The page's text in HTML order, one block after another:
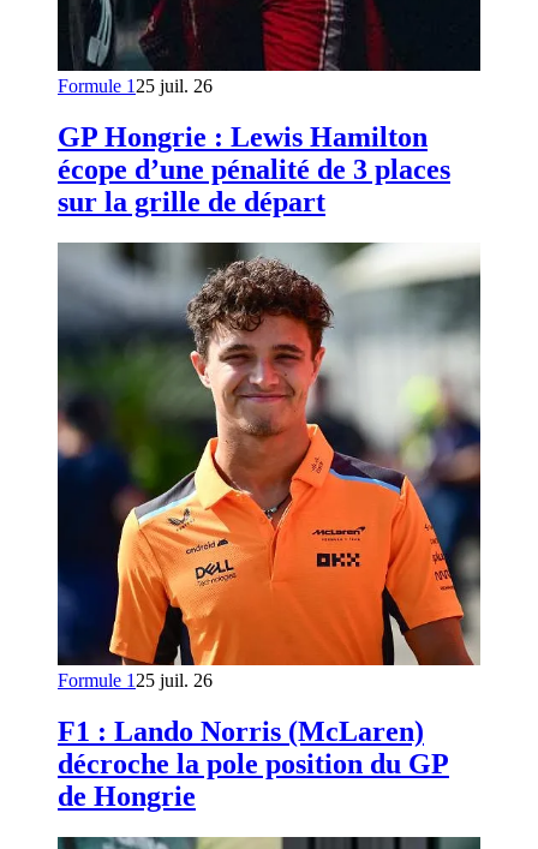
Formule 1 25 juil. 26
GP Hongrie : Lewis Hamilton
écope d’une pénalité de 3 places
sur la grille de départ
Formule 1 25 juil. 26
F1 : Lando Norris (McLaren)
décroche la pole position du GP
de Hongrie